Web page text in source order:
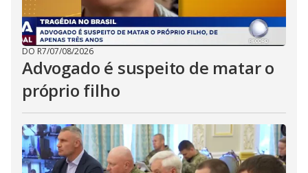
DO R7/07/08/2026
Advogado é suspeito de matar o
próprio filho